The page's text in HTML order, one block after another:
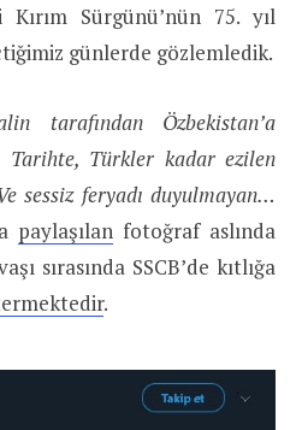
Sürgünü’nün 75. yıl
günlerde gözlemledik.
tarafından Özbekistan’a
Tarihte, Türkler kadar ezilen
sessiz feryadı duyulmayan…
paylaşılan fotoğraf aslında
sırasında SSCB’de kıtlığa
.